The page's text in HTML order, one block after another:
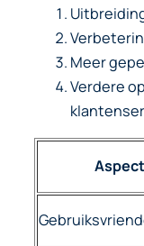
Meer
Verdere
Aspect